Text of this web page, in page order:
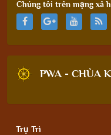
Chúng tôi trên mạng xã
PWA - CHÙA
Trụ Trì